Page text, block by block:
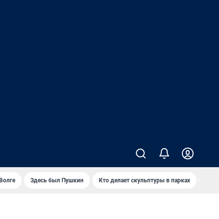
Здесь был Пушкин Кто делает скульптуры в парках